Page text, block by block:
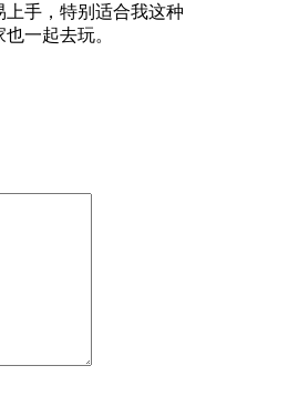
手，特别适合我这种
一起去玩。